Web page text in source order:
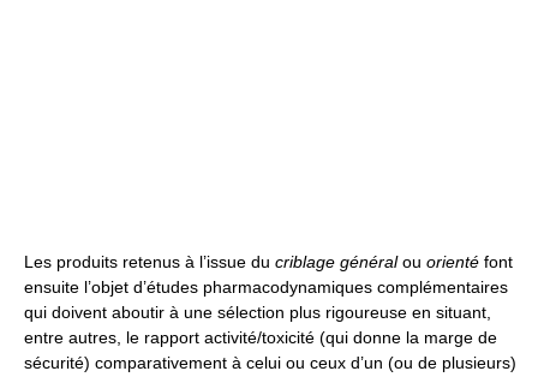
Les produits retenus à l’issue du criblage généralou orienté font
ensuite l’objet d’études pharmacodynamiques complémentaires
qui doivent aboutir à une sélection plus rigoureuse en situant,
entre autres, le rapport activité/toxicité (qui donne la marge de
sécurité) comparativement à celui ou ceux d’un (ou de plusieurs)